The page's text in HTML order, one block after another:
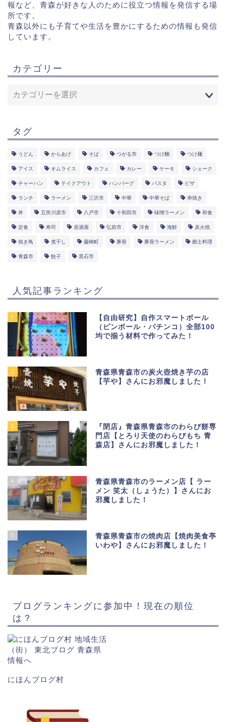
報など、青森が好きな人のために役立つ情報を発信する場
所です。
青森以外にも子育てや生活を豊かにするための情報も発信
しています。
カテゴリー
タグ
うどん からあげ そば つがる市 つけ麵 つけ麺
アイス オムライス カフェ カレー ケーキ シェーク
チャーハン テイクアウト ハンバーグ パスタ ピザ
ランチ ラーメン 三沢市 中華 中華そば 串焼き
丼 五所川原市 八戸市 十和田市 味噌ラーメン 和食
定食 寿司 居酒屋 弘前市 洋食 海鮮 炭火焼
焼き鳥 煮干し 藤崎町 豚骨 豚骨ラーメン 郷土料理
青森市 餃子 黒石市
人気記事ランキング
1
【自由研究】自作スマートボール
（ピンボール・パチンコ）全部100
均で揃う材料で作ってみた！
2
青森県青森市の炭火壺焼き芋の店
【芋や】さんにお邪魔しました！
3
『閉店』青森県青森市のわらび餅専
門店【とろり天使のわらびもち 青
森店】さんにお邪魔しました！
4
青森県青森市のラーメン店【 ラー
メン 笑太（しょうた）】さんにお
邪魔しました！
5
青森県青森市の焼肉店【焼肉美食亭
いわや】さんにお邪魔しました！
ブログランキングに参加中！現在の順位
は？
にほんブログ村